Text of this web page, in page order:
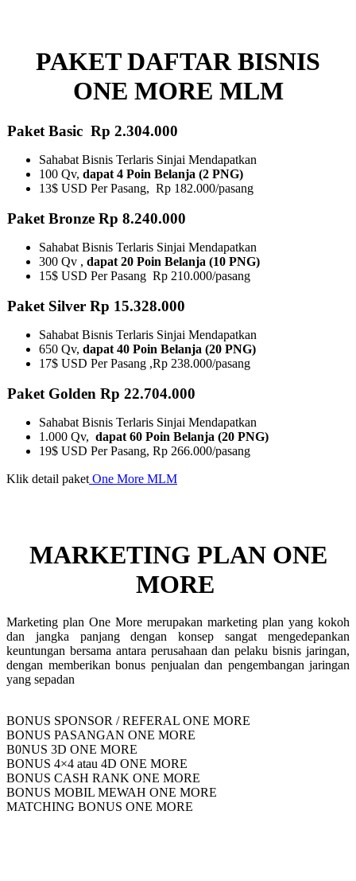
PAKET DAFTAR BISNIS
ONE MORE MLM
Paket Basic Rp 2.304.000
Sahabat Bisnis Terlaris Sinjai Mendapatkan
100 Qv, dapat 4 Poin Belanja (2 PNG)
13$ USD Per Pasang, Rp 182.000/pasang
Paket Bronze Rp 8.240.000
Sahabat Bisnis Terlaris Sinjai Mendapatkan
300 Qv , dapat 20 Poin Belanja (10 PNG)​
15$ USD Per Pasang Rp 210.000/pasang
Paket Silver Rp 15.328.000
Sahabat Bisnis Terlaris Sinjai Mendapatkan
650 Qv, dapat 40 Poin Belanja (20 PNG)
17$ USD Per Pasang ,Rp 238.000/pasang
Paket Golden Rp 22.704.000
Sahabat Bisnis Terlaris Sinjai Mendapatkan
1.000 Qv, dapat 60 Poin Belanja (20 PNG)
19$ USD Per Pasang, Rp 266.000/pasang
Klik detail paket One More MLM
MARKETING PLAN ONE
MORE ​
Marketing plan One More merupakan marketing plan yang kokoh
dan jangka panjang dengan konsep sangat mengedepankan
keuntungan bersama antara perusahaan dan pelaku bisnis jaringan,
dengan memberikan bonus penjualan dan pengembangan jaringan
yang sepadan
BONUS SPONSOR / REFERAL ONE MORE
BONUS PASANGAN ONE MORE
B0NUS 3D ONE MORE
BONUS 4×4 atau 4D ONE MORE
BONUS CASH RANK ONE MORE
BONUS MOBIL MEWAH ONE MORE
MATCHING BONUS ONE MORE